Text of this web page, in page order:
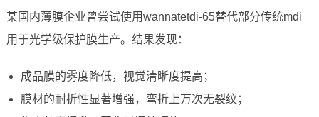
某国内薄膜企业曾尝试使用wannatetdi-65替代部分传统mdi
用于光学级保护膜生产。结果发现：
成品膜的雾度降低，视觉清晰度提高；
膜材的耐折性显著增强，弯折上万次无裂纹；